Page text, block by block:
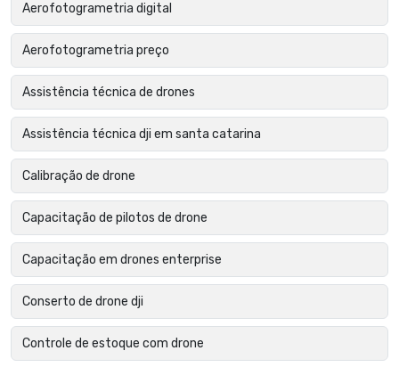
Aerofotogrametria digital
Aerofotogrametria preço
Assistência técnica de drones
Assistência técnica dji em santa catarina
Calibração de drone
Capacitação de pilotos de drone
Capacitação em drones enterprise
Conserto de drone dji
Controle de estoque com drone